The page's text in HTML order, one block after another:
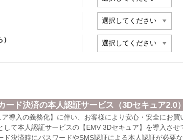
ード決済の本人認証サービス（3Dセキュア2.0
ア導入の義務化】に伴い、お客様により安心・安全にお
して本人認証サービスの【EMV 3Dセキュア】を導入させ
ド決済時にパスワードやSMS認証による本人認証が必要な